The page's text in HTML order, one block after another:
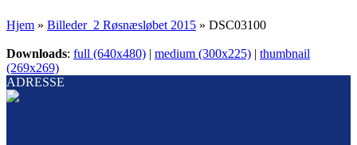
Hjem » Billeder_2 Røsnæsløbet 2015 » DSC03100
Downloads: full (640x480) | medium (300x225) | thumbnail
(269x269)
ADRESSE